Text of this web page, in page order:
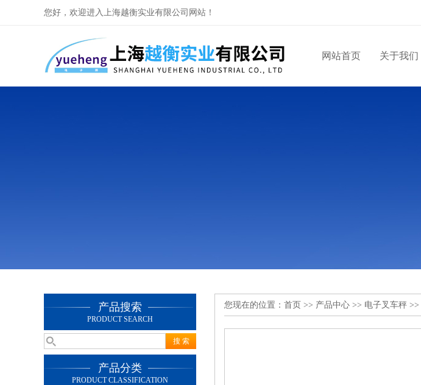
您好，欢迎进入上海越衡实业有限公司网站！
网站首页 关于我们
产品搜索
PRODUCT SEARCH
产品分类
PRODUCT CLASSIFICATION
您现在的位置： 首页 >> 产品中心 >> 电子叉车秤 >>